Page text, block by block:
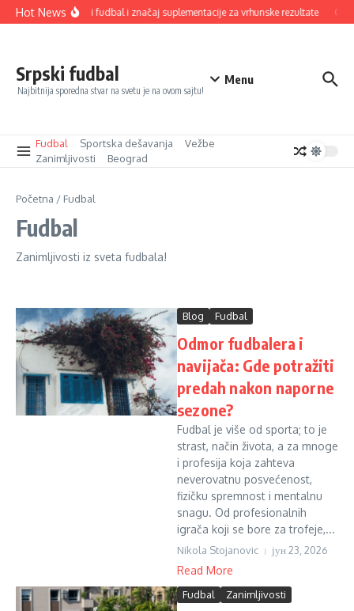
Прескочи на
Hot NewsSavremeni fudbal i značaj suplementacije za vrhunske rezultate
Srpski fudbal
Najbitnija sporedna stvar na svetu je na ovom sajtu!
Menu
Fudbal Sportska dešavanja
Vežbe
Zanimljivosti
Beograd
Početna / Fudbal
Fudbal
Zanimljivosti iz sveta fudbala!
Blog Fudbal
Odmor fudbalera i
navijača: Gde potražiti
predah nakon naporne
sezone?
Fudbal je više od sporta; to je
strast, način života, a za mnoge
i profesija koja zahteva
neverovatnu posvećenost,
fizičku spremnost i mentalnu
snagu. Od profesionalnih
igrača koji se bore za trofeje,...
Nikola Stojanovic јун 23, 2026
Read More
Fudbal Zanimljivosti